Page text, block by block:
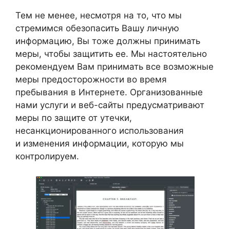
Тем не менее, несмотря на то, что мы
стремимся обезопасить Вашу личную
информацию, Вы тоже должны принимать
меры, чтобы защитить ее. Мы настоятельно
рекомендуем Вам принимать все возможные
меры предосторожности во время
пребывания в Интернете. Организованные
нами услуги и веб-сайты предусматривают
меры по защите от утечки,
несанкционированного использования
и изменения информации, которую мы
контролируем.